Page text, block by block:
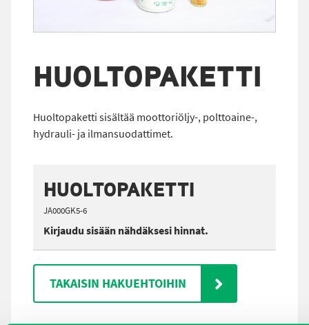
HUOLTOPAKETTI
Huoltopaketti sisältää moottoriöljy-, polttoaine-,
hydrauli- ja ilmansuodattimet.
HUOLTOPAKETTI
JA000GK5-6
Kirjaudu sisään nähdäksesi hinnat.
TAKAISIN HAKUEHTOIHIN